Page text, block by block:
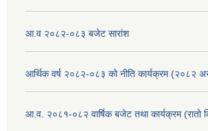
आ.व २०८२-०८३ बजेट सारांश
आर्थिक वर्ष २०८२-०८३ को नीति कार्यक्रम (२०८२
आ.व. २०८१-०८२ वार्षिक बजेट तथा कार्यक्रम (रातो